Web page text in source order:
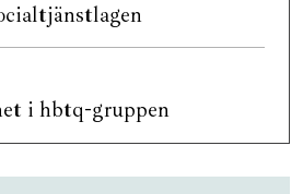
i hbtq-gruppen